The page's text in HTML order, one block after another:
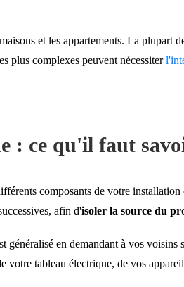
et les appartements. La plupart
plus complexes peuvent nécessiter
: ce qu'il faut
composants de votre
afin d'isoler la source du
en demandant à vos
tableau électrique, de vos